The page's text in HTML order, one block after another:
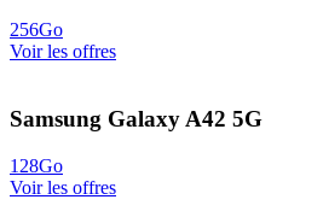
256Go
Voir les offres
Samsung Galaxy A42 5G
128Go
Voir les offres